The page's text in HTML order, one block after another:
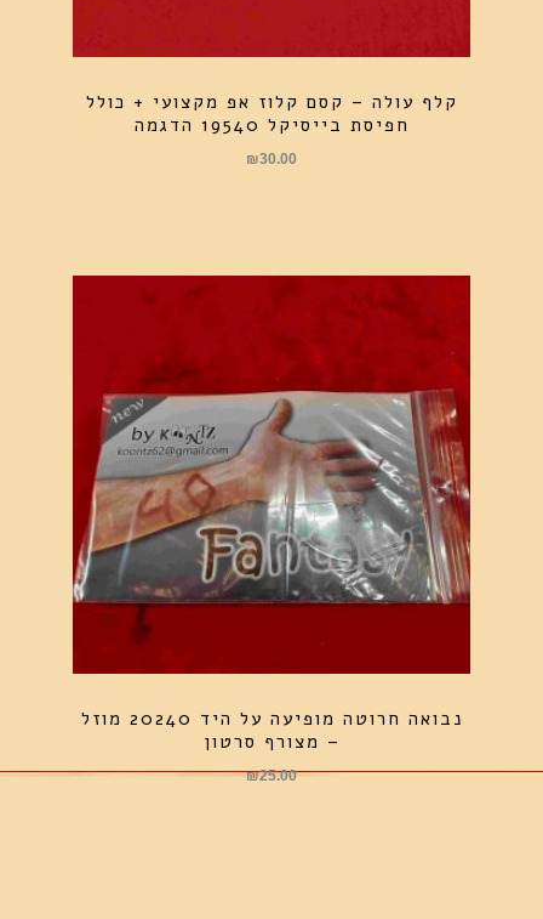
קלף עולה – קסם קלוז אפ מקצועי + כולל
חפיסת בייסיקל 19540 הדגמה
₪30.00
נבואה חרוטה מופיעה על היד 20240 מוזל
– מצורף סרטון
₪25.00